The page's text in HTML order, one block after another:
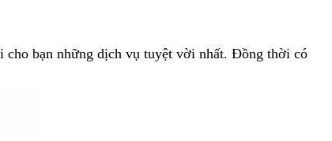
cho bạn những dịch vụ tuyệt vời nhất. Đồng thời có